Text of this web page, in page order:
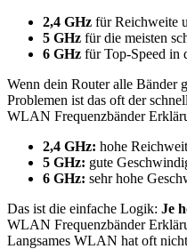
2,4 GHz für Reichweite
5 GHz für die meisten
6 GHz für Top-Speed in
Wenn dein Router alle Bänder
Problemen ist das oft der
WLAN Frequenzbänder
2,4 GHz: hohe
5 GHz: gute
6 GHz: sehr hohe
Das ist die einfache Logik: Je
WLAN Frequenzbänder
Langsames WLAN hat oft